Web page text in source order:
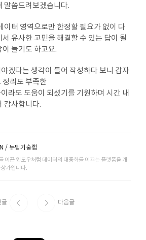
씀드려보겠습니다.
이터 영역으로만 한정할 필요가 없이 다
유사한 고민을 해결할 수 있는 답이 될
들기도 하고요.
겠다는 생각이 들어 작성하다 보니 갑자
정리도 부족한
라도 도움이 되셨기를 기원하며 시간 내
감사합니다.
/ 뉴딥기술랩
이끈 윈도우처럼 데이터의 대중화를 이끄는 플랫폼을 개
가입니다.
글 다음글